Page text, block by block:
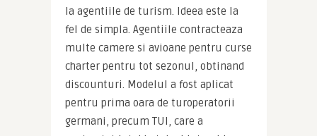
la agentiile de turism. Ideea este la
fel de simpla. Agentiile contracteaza
multe camere si avioane pentru curse
charter pentru tot sezonul, obtinand
discounturi. Modelul a fost aplicat
pentru prima oara de turoperatorii
germani, precum TUI, care a